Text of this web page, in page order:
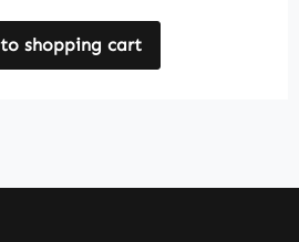
shopping cart